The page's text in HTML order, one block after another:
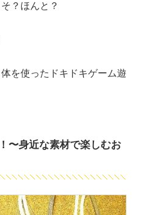
？ほんと？
を使ったドキドキゲーム遊
〜身近な素材で楽しむお